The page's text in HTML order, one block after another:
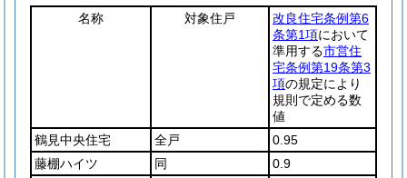
名称
対象住戸
改良住宅条例第6
条第1項において
準用する市営住
宅条例第19条第3
項の規定により
規則で定める数
値
鶴見中央住宅
全戸
0.95
藤棚ハイツ
同
0.9